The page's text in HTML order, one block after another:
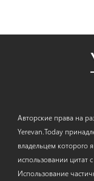
Авторские права на
Yerevan.Today
владельцем
использовании цитат
Использование